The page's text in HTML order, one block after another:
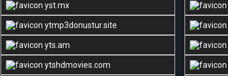
yst.mx
ytmp3donustur.site
yts.am
ytshdmovies.com